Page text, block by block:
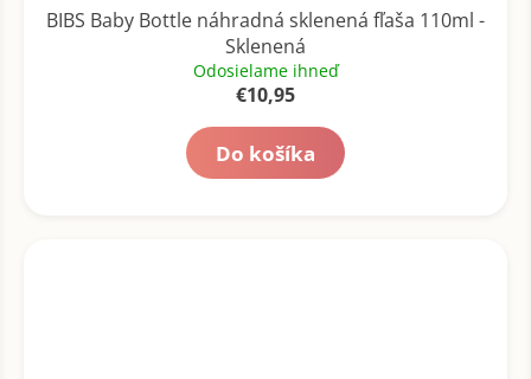
BIBS Baby Bottle náhradná sklenená fľaša 110ml -
Sklenená
Odosielame ihneď
€10,95
Do košíka